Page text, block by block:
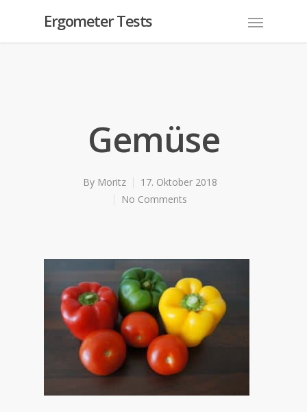
Ergometer Tests
Gemüse
By Moritz
17. Oktober 2018
No Comments